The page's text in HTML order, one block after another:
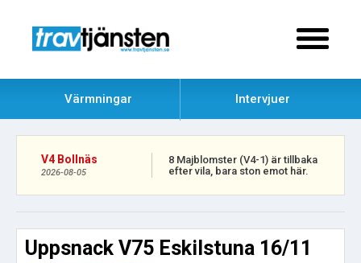
Värmningar Intervjuer
V4 Bollnäs
2026-08-05
8 Majblomster (V4-1) är tillbaka
efter vila, bara ston emot här.
Uppsnack V75 Eskilstuna 16/11